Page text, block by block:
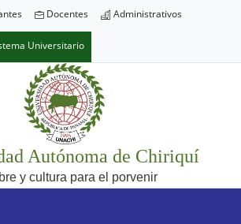
Docentes Administrativos
Universitario
Autónoma de Chiriquí
y cultura para el porvenir